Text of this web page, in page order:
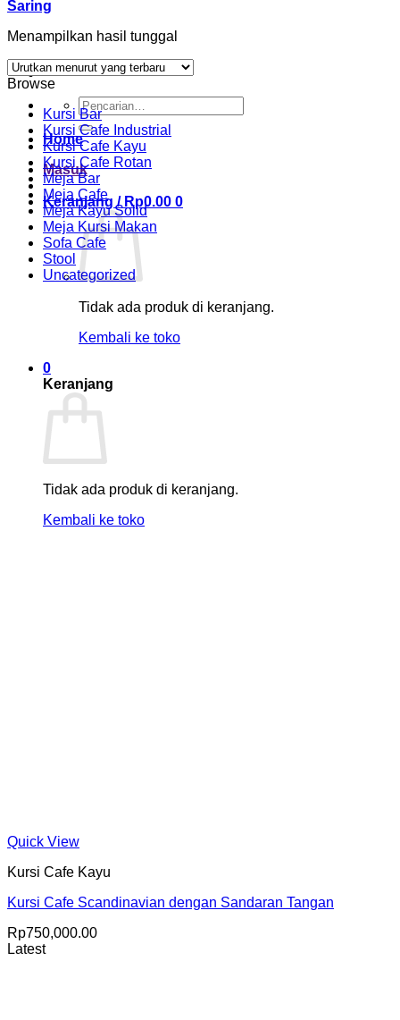
Pencarian
untuk:
Home
Masuk
Keranjang / Rp0.00 0
Tidak ada produk di keranjang.
Kembali ke toko
0
Keranjang
Tidak ada produk di keranjang.
Kembali ke toko
Saring
Menampilkan hasil tunggal
Browse
Kursi Bar
Kursi Cafe Industrial
Kursi Cafe Kayu
Kursi Cafe Rotan
Meja Bar
Meja Cafe
Meja Kayu Solid
Meja Kursi Makan
Sofa Cafe
Stool
Uncategorized
Quick View
Kursi Cafe Kayu
Kursi Cafe Scandinavian dengan Sandaran Tangan
Rp750,000.00
Latest